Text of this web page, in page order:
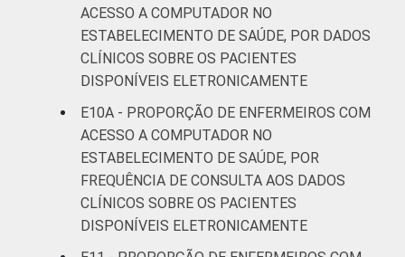
ACESSO A COMPUTADOR NO
ESTABELECIMENTO DE SAÚDE, POR DADOS
CLÍNICOS SOBRE OS PACIENTES
DISPONÍVEIS ELETRONICAMENTE
E10A - PROPORÇÃO DE ENFERMEIROS COM
ACESSO A COMPUTADOR NO
ESTABELECIMENTO DE SAÚDE, POR
FREQUÊNCIA DE CONSULTA AOS DADOS
CLÍNICOS SOBRE OS PACIENTES
DISPONÍVEIS ELETRONICAMENTE